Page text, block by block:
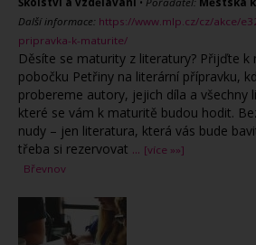
Další informace: https://www.mlp.cz/cz/akce/
pripravka-k-maturite/
Děsíte se maturity z literatury? Přijďte k
pobočku Petřiny na literární přípravku,
probereme autory, jejich díla a všechny
které se vám k maturitě budou hodit.
nudy – jen literatura, která vás bude
třeba si rezervovat ... [více »»]
Břevnov